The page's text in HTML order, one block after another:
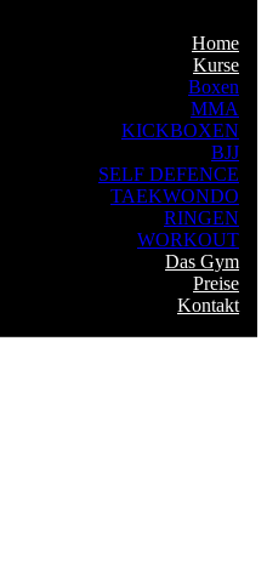
Home
Kurse
Boxen
MMA
KICKBOXEN
BJJ
SELF DEFENCE
TAEKWONDO
RINGEN
WORKOUT
Das Gym
Preise
Kontakt